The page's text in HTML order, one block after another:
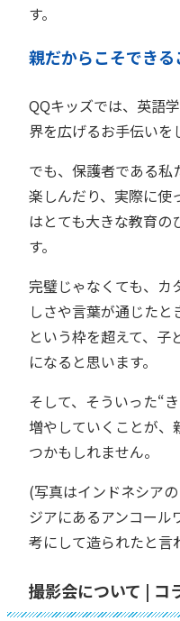
す。
親だからこそできる
QQキッズでは、英語
界を広げるお手伝いを
でも、保護者である私
楽しんだり、実際に使
はとても大きな教育の
す。
完璧じゃなくても、カ
しさや言葉が通じたと
という枠を超えて、子
になると思います。
そして、そういった“
増やしていくことが、
つかもしれません。
(写真はインドネシア
ジアにあるアンコール
考にして造られたと言
撮影会について | コ